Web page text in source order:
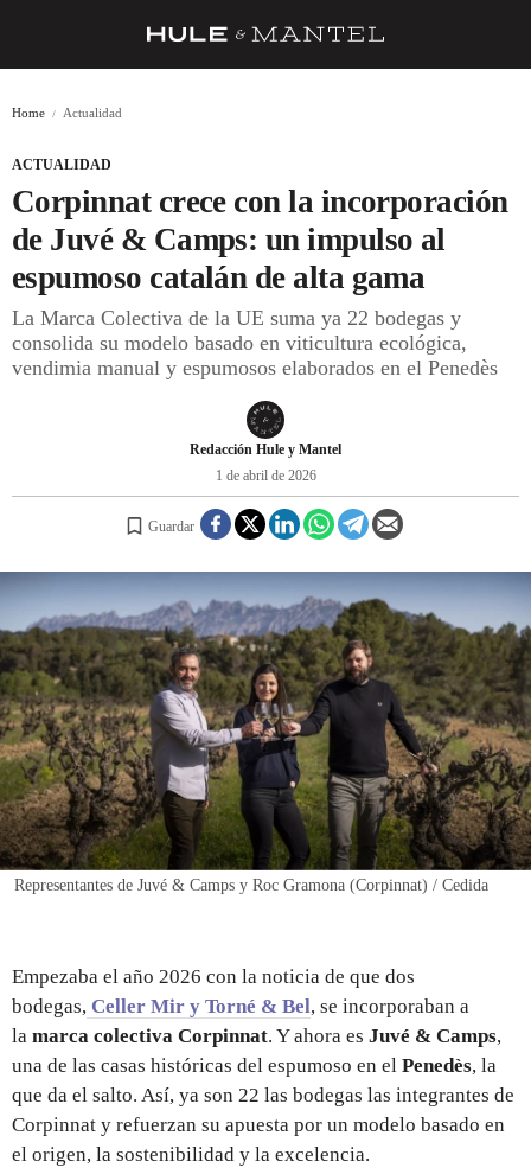
BARRAS Y ESTRELLAS
DÓNDE COMER
ÍDOLOS DE MESAS
CUADERNO DE VIAJE
REGISTRO
INICIAR SESIÓN
Home Actualidad
ACTUALIDAD
Corpinnat crece con la incorporación
de Juvé & Camps: un impulso al
espumoso catalán de alta gama
La Marca Colectiva de la UE suma ya 22 bodegas y
consolida su modelo basado en viticultura ecológica,
vendimia manual y espumosos elaborados en el Penedès
Redacción Hule y Mantel
1 de abril de 2026
Guardar
Representantes de Juvé & Camps y Roc Gramona (Corpinnat) / Cedida
Empezaba el año 2026 con la noticia de que dos
bodegas, Celler Mir y Torné & Bel, se incorporaban a
la marca colectiva Corpinnat. Y ahora es Juvé & Camps,
una de las casas históricas del espumoso en el Penedès, la
que da el salto. Así, ya son 22 las bodegas las integrantes de
Corpinnat y refuerzan su apuesta por un modelo basado en
el origen, la sostenibilidad y la excelencia.